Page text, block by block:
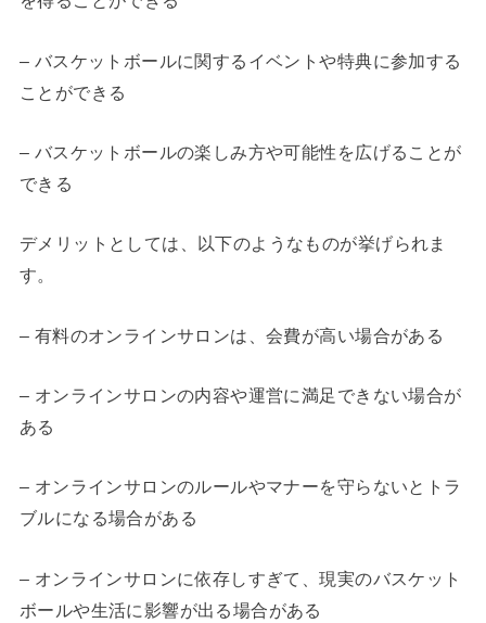
– バスケットボールに関するイベントや特典に参加する
ことができる
– バスケットボールの楽しみ方や可能性を広げることが
できる
デメリットとしては、以下のようなものが挙げられま
す。
– 有料のオンラインサロンは、会費が高い場合がある
– オンラインサロンの内容や運営に満足できない場合が
ある
– オンラインサロンのルールやマナーを守らないとトラ
ブルになる場合がある
– オンラインサロンに依存しすぎて、現実のバスケット
ボールや生活に影響が出る場合がある